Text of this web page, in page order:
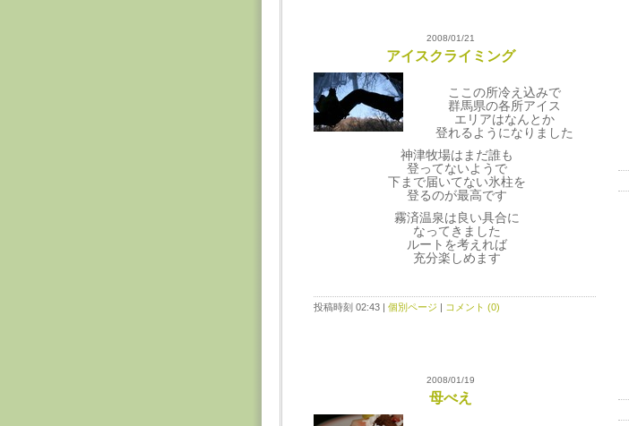
2008/01/21
アイスクライミング
ここの所冷え込みで
群馬県の各所アイス
エリアはなんとか
登れるようになりました
神津牧場はまだ誰も
登ってないようで
下まで届いてない氷柱を
登るのが最高です
霧済温泉は良い具合に
なってきました
ルートを考えれば
充分楽しめます
投稿時刻 02:43 | 個別ページ | コメント (0)
2008/01/19
母べえ